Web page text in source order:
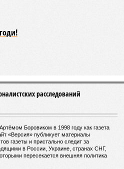
0
ДОСЬЕ
Российской Федерации,
Глава Министерства